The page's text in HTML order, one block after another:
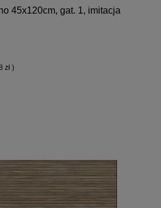
45x120cm, gat. 1, imitacja
zł )